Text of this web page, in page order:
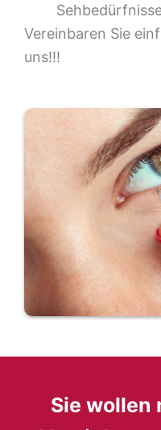
Vereinbaren Sie
uns!!!
Sie wollen